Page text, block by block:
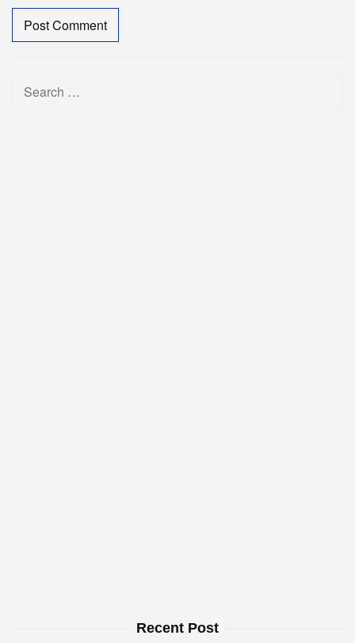
Search
Recent Post